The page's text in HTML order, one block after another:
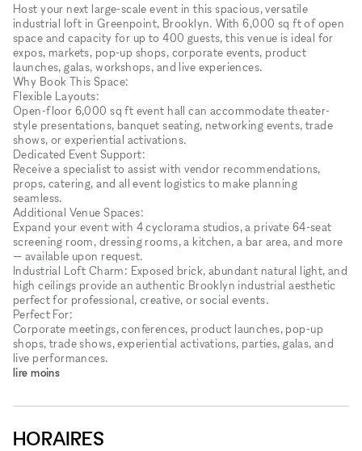
Host your next large-scale event in this spacious, versatile
industrial loft in Greenpoint, Brooklyn. With 6,000 sq ft of open
space and capacity for up to 400 guests, this venue is ideal for
expos, markets, pop-up shops, corporate events, product
launches, galas, workshops, and live experiences.
Why Book This Space:
Flexible Layouts:
Open-floor 6,000 sq ft event hall can accommodate theater-
style presentations, banquet seating, networking events, trade
shows, or experiential activations.
Dedicated Event Support:
Receive a specialist to assist with vendor recommendations,
props, catering, and all event logistics to make planning
seamless.
Additional Venue Spaces:
Expand your event with 4 cyclorama studios, a private 64-seat
screening room, dressing rooms, a kitchen, a bar area, and more
— available upon request.
Industrial Loft Charm: Exposed brick, abundant natural light, and
high ceilings provide an authentic Brooklyn industrial aesthetic
perfect for professional, creative, or social events.
Perfect For:
Corporate meetings, conferences, product launches, pop-up
shops, trade shows, experiential activations, parties, galas, and
live performances.
lire moins
HORAIRES